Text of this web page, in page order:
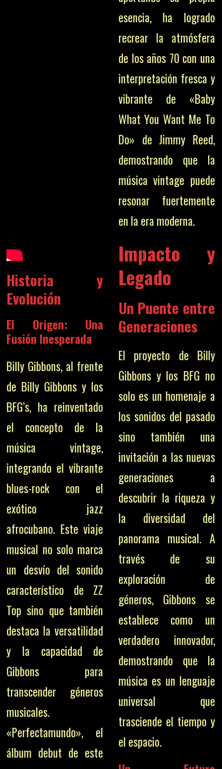
Historia y
Evolución
El Origen: Una
Fusión Inesperada
Billy Gibbons, al frente
de Billy Gibbons y los
BFG’s, ha reinventado
el concepto de la
música vintage,
integrando el vibrante
blues-rock con el
exótico jazz
afrocubano. Este viaje
musical no solo marca
un desvío del sonido
característico de ZZ
Top sino que también
destaca la versatilidad
y la capacidad de
Gibbons para
transcender géneros
musicales.
«Perfectamundo», el
álbum debut de este
esencia, ha logrado
recrear la atmósfera
de los años 70 con una
interpretación fresca y
vibrante de «Baby
What You Want Me To
Do» de Jimmy Reed,
demostrando que la
música vintage puede
resonar fuertemente
en la era moderna.
Impacto y
Legado
Un Puente entre
Generaciones
El proyecto de Billy
Gibbons y los BFG no
solo es un homenaje a
los sonidos del pasado
sino también una
invitación a las nuevas
generaciones a
descubrir la riqueza y
la diversidad del
panorama musical. A
través de su
exploración de
géneros, Gibbons se
establece como un
verdadero innovador,
demostrando que la
música es un lenguaje
universal que
trasciende el tiempo y
el espacio.